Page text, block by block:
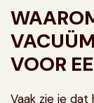
VOOR
Vaak zie je